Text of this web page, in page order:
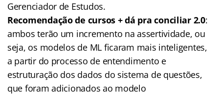
Gerenciador de Estudos.
Recomendação de cursos + dá pra conciliar 2.0:
ambos terão um incremento na assertividade, ou
seja, os modelos de ML ficaram mais inteligentes,
a partir do processo de entendimento e
estruturação dos dados do sistema de questões,
que foram adicionados ao modelo